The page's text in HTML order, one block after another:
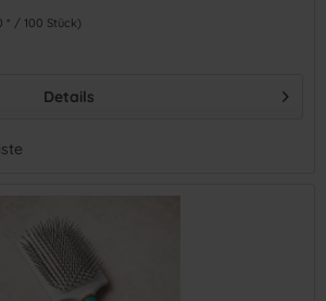
* / 100 Stück)
Details